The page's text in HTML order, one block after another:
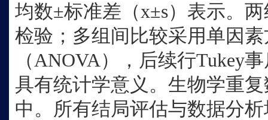
均数±标准差（x±s）表示。
检验；多组间比较采用单因
（ANOVA），后续行Tukey
具有统计学意义。生物学重
中。所有结局评估与数据分